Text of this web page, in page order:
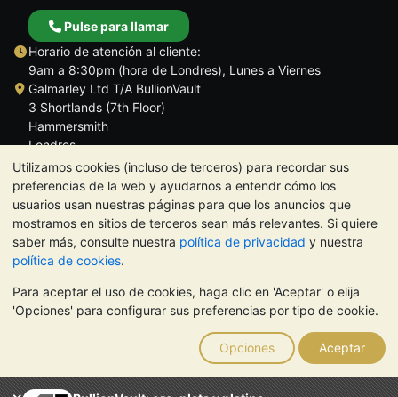
Utilizamos cookies (incluso de terceros) para recordar sus
preferencias de la web y ayudarnos a entendr cómo los
usuarios usan nuestras páginas para que los anuncios que
mostramos en sitios de terceros sean más relevantes. Si quiere
saber más, consulte nuestra política de privacidad y nuestra
política de cookies.
Para aceptar el uso de cookies, haga clic en 'Aceptar' o elija
'Opciones' para configurar sus preferencias por tipo de cookie.
Opciones Aceptar
Pulse para llamar
Horario de atención al cliente:
9am a 8:30pm (hora de Londres), Lunes a Viernes
Galmarley Ltd T/A BullionVault
3 Shortlands (7th Floor)
Hammersmith
Londres
W6 8DA
Reino Unido
NOTA: El valor de los metales preciosos puede tanto bajar como
subir. Las tendencias históricas no garantizan la evolución
futura de los precios. Nada de lo contenido en los sitios web de
BullionVault ni en ninguna de sus comunicaciones constituye
asesoramiento en materia de inversión. Debería buscar
asesoramiento profesional para determinar si poseer metales